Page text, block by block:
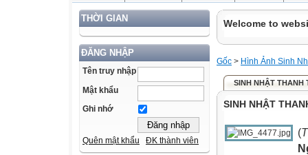
THỜI GIAN
ĐĂNG NHẬP
Tên truy nhập
Mật khẩu
Ghi nhớ
Quên mật khẩu ĐK thành viên
Welcome to
Gốc > Hình Ảnh Sinh
SINH NHẬT THANH
SINH NHẬT
(